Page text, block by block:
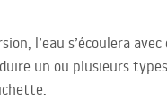
l’eau s’écoulera
un ou plusieurs